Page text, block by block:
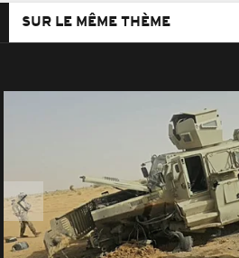
SUR LE MÊME THÈME